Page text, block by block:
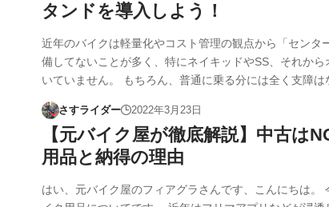
タンドを導入しよう！
近年のバイクは軽量化やコスト管理の観点から「センタ
備してないことが多く、特にネイキッドやSS、それか
いていません。 もちろん、普通に乗る分には全く支障
さすライダー 2022年3月23日
【元バイク屋が徹底解説】中古は
用品と納得の理由
はい、元バイク屋のフィアグラさんです、こんにちは。